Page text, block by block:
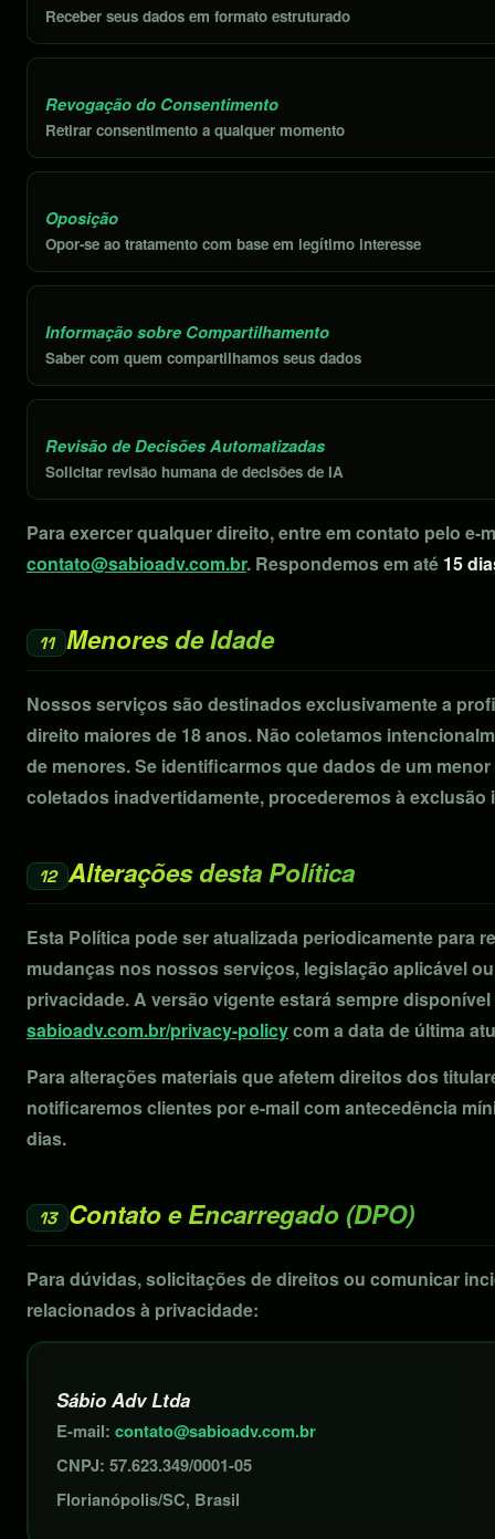
Receber seus dados em formato estruturado
Revogação do Consentimento
Retirar consentimento a qualquer momento
Oposição
Opor-se ao tratamento com base em legítimo interesse
Informação sobre Compartilhamento
Saber com quem compartilhamos seus dados
Revisão de Decisões Automatizadas
Solicitar revisão humana de decisões de IA
Para exercer qualquer direito, entre em contato pelo e-
contato@sabioadv.com.br. Respondemos em até 15
11 Menores de Idade
Nossos serviços são destinados exclusivamente a
direito maiores de 18 anos. Não coletamos
de menores. Se identificarmos que dados de um
coletados inadvertidamente, procederemos à exclusão
12 Alterações desta Política
Esta Política pode ser atualizada periodicamente para
mudanças nos nossos serviços, legislação aplicável
privacidade. A versão vigente estará sempre disponível
sabioadv.com.br/privacy-policycom a data de última
Para alterações materiais que afetem direitos dos
notificaremos clientes por e-mail com antecedência
dias.
13 Contato e Encarregado (DPO)
Para dúvidas, solicitações de direitos ou comunicar
relacionados à privacidade:
Sábio Adv Ltda
E-mail: contato@sabioadv.com.br
CNPJ: 57.623.349/0001-05
Florianópolis/SC, Brasil